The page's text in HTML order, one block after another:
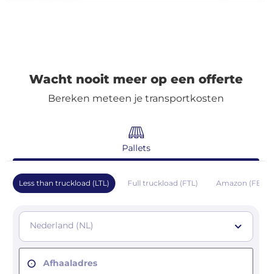
Wacht nooit meer op een offerte
Bereken meteen je transportkosten
Pallets
Less than truckload (LTL) Full truckload (FTL) Amazon (FBA)
Nederland (NL)
Afhaaladres